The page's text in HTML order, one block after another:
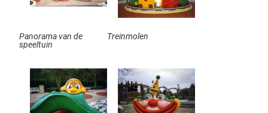
Panorama van de
speeltuin
Treinmolen